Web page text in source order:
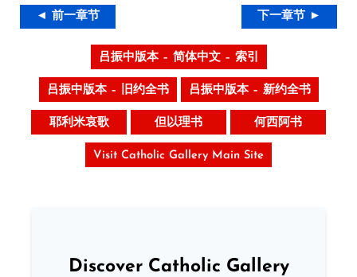
◄ 前一章节 下一章节 ►
吕振中版本 – 简体中文 – 索引
吕振中版本 – 旧约全书 吕振中版本 – 新约全书
耶利米哀歌 但以理书 何西阿书
Visit Catholic Gallery Main Site
Discover Catholic Gallery